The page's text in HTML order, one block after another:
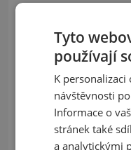
Tyto
používají
K personalizaci
návštěvnosti
Informace o
stránek také
a analytickými